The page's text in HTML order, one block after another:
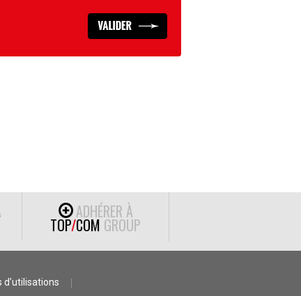
ADHÉRER À
TOP/COM GROUP
d’utilisations